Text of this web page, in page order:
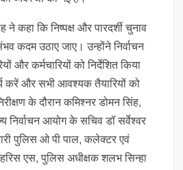
ने कहा कि निष्पक्ष और पारदर्शी चुनाव
कदम उठाए जाए। उन्होंने निर्वाचन
और कर्मचारियों को निर्देशित किया
करें और सभी आवश्यक तैयारियों को
के दौरान कमिश्नर डोमन सिंह,
निर्वाचन आयोग के सचिव डॉ सर्वेश्वर
पुलिस ओ पी पाल, कलेक्टर एवं
हरिस एस, पुलिस अधीक्षक शलभ सिन्हा